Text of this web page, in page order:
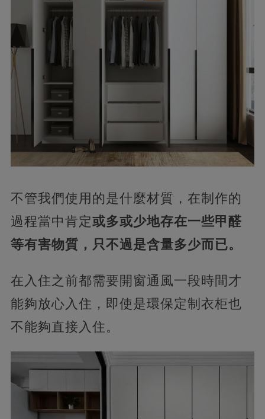
不管我們使用的是什麼材質，在制作的
過程當中肯定或多或少地存在一些甲醛
等有害物質，只不過是含量多少而已。
在入住之前都需要開窗通風一段時間才
能夠放心入住，即使是環保定制衣柜也
不能夠直接入住。